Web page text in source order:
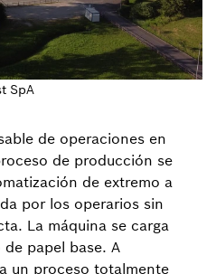
SpA
de operaciones en
de producción se
de extremo a
por los operarios sin
La máquina se carga
papel base. A
un proceso totalmente